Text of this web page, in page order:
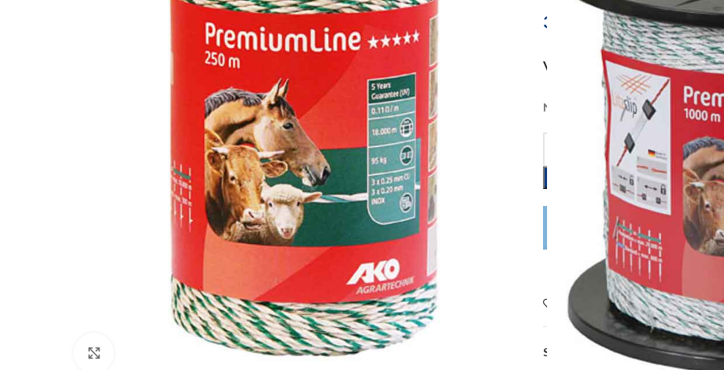
31,97 €–128,23€
VELIČINA
Na zalihi kod dobavljača, dobava
DODAJ U KOŠARICU
POŠALJITE UPIT
Dodaj na listu želja
SKU:
KE441550